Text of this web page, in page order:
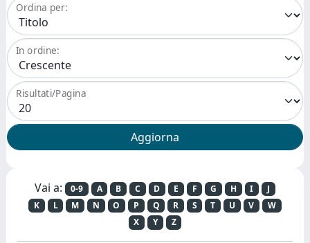
Ordina per:
In ordine:
Risultati/Pagina
Vai a: 0-9 A B C D E F G H I
J
K
L M N O P Q R S T U V
W
X
Y Z